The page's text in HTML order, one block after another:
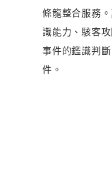
條龍整合服務
識能力、駭客
事件的鑑識判
件。